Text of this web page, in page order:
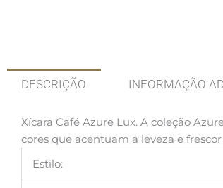
DESCRIÇÃO INFORMAÇÃO
Xícara Café Azure Lux. A coleção
cores que acentuam a leveza e
Estilo: